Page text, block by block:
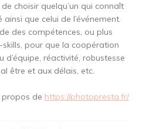
choisir quelqu’un qui connaît
que celui de l’événement.
des compétences, ou plus
pour que la coopération
d’équipe, réactivité, robustesse
être et aux délais, etc.
propos de https://photopresta.fr/